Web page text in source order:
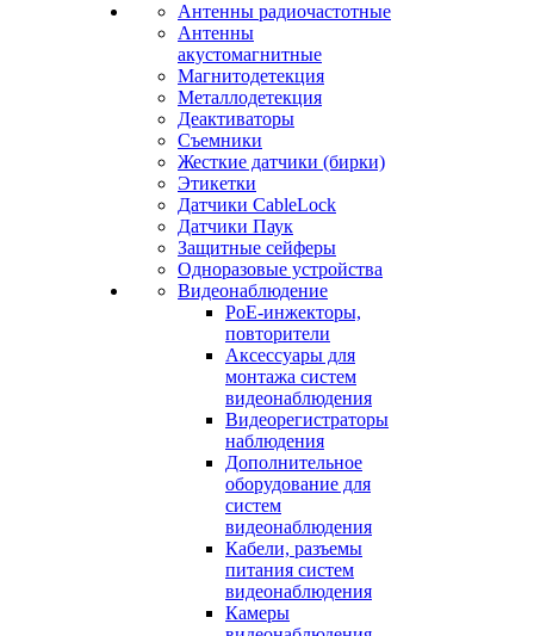
Антенны радиочастотные
Антенны
акустомагнитные
Магнитодетекция
Металлодетекция
Деактиваторы
Съемники
Жесткие датчики (бирки)
Этикетки
Датчики CableLock
Датчики Паук
Защитные сейферы
Одноразовые устройства
Видеонаблюдение
PoE-инжекторы,
повторители
Аксессуары для
монтажа систем
видеонаблюдения
Видеорегистраторы
наблюдения
Дополнительное
оборудование для
систем
видеонаблюдения
Кабели, разъемы
питания систем
видеонаблюдения
Камеры